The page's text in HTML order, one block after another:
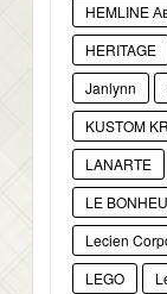
HEMLINE
HERITAGE
Janlynn
KUSTOM
LANARTE
LE
Lecien
LEGO